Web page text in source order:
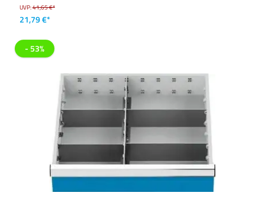
UVP:41,65 €*
21,79 €*
- 53%